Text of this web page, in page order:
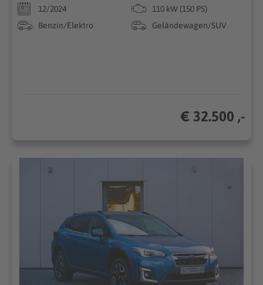
12/2024
110 kW (150 PS)
Benzin/Elektro
Geländewagen/SUV
€ 32.500 ,-